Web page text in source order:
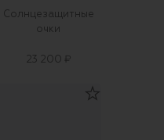
Солнцезащитные
очки
23 200 ₽